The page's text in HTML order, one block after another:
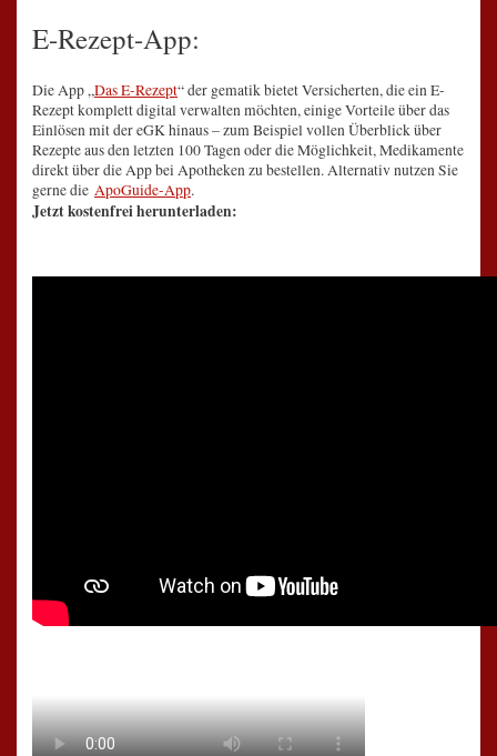
E-Rezept-App:
Die App „Das E-Rezept“ der gematik bietet Versicherten, die ein E-
Rezept komplett digital verwalten möchten, einige Vorteile über das
Einlösen mit der eGK hinaus – zum Beispiel vollen Überblick über
Rezepte aus den letzten 100 Tagen oder die Möglichkeit, Medikamente
direkt über die App bei Apotheken zu bestellen. Alternativ nutzen Sie
gerne die ApoGuide-App.
Jetzt kostenfrei herunterladen: